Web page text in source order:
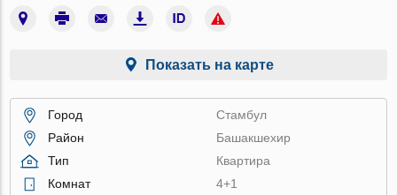
Показать на карте
Город
Стамбул
Район
Башакшехир
Тип
Квартира
Комнат
4+1